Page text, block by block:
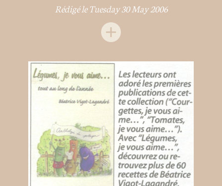
Rédigé le Tuesday 30 May 2006